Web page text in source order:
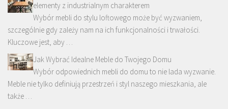
elementy z industrialnym charakterem
Wybór mebli do stylu loftowego może być wyzwaniem,
szczególnie gdy zależy nam na ich funkcjonalności i trwałości.
Kluczowe jest, aby …
Jak Wybrać Idealne Meble do Twojego Domu
Wybór odpowiednich mebli do domu to nie lada wyzwanie.
Meble nie tylko definiują przestrzeń i styl naszego mieszkania, ale
także …